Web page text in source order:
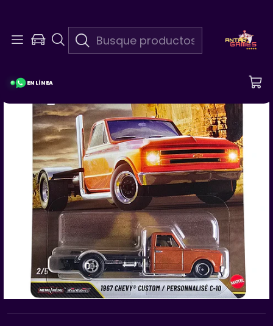
EN LÍNEA